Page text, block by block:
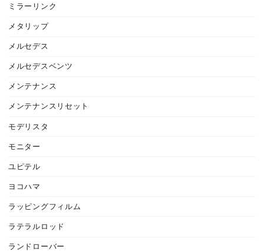
ミラーリンク
メタリップ
メルセデス
メルセデスベンツ
メンテナンス
メンテナンスリセット
モデリスタ
モニター
ユピテル
ヨコハマ
ラッピングフィルム
ラテラルロッド
ランドローバー